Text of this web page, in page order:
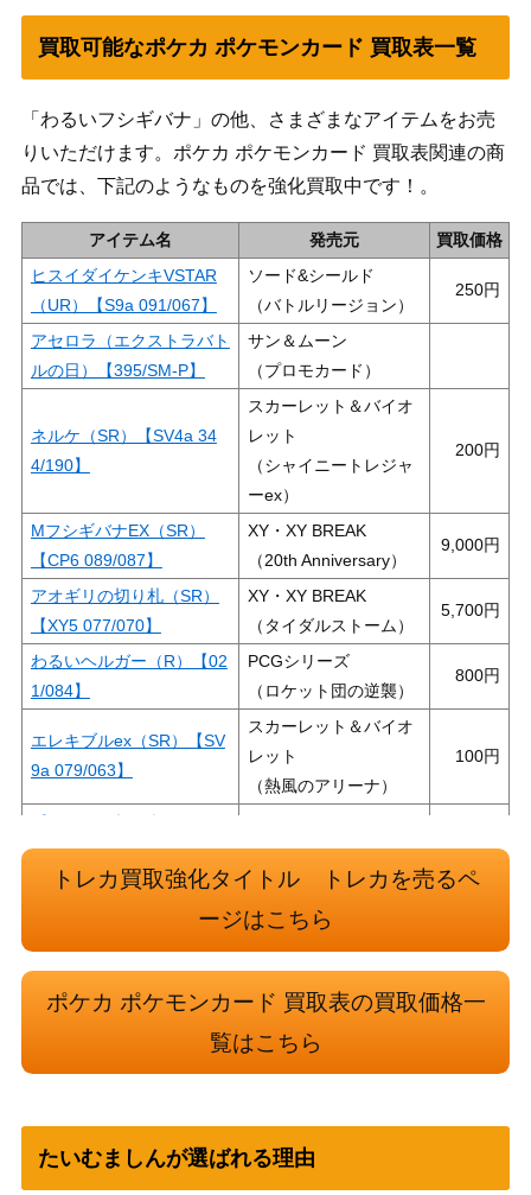
買取可能なポケカ ポケモンカード 買取表一覧
「わるいフシギバナ」の他、さまざまなアイテムをお売
りいただけます。ポケカ ポケモンカード 買取表関連の商
品では、下記のようなものを強化買取中です！。
アイテム名 発売元
買取価格
ヒスイダイケンキVSTAR
（UR）【S9a 091/067】
ソード&シールド
（バトルリージョン）
250
アセロラ（エクストラバト
ルの日）【395/SM-P】
サン＆ムーン
（プロモカード）
ネルケ（SR）【SV4a 34
4/190】
スカーレット＆バイオ
レット
（シャイニートレジャ
ーex）
200
MフシギバナEX（SR）
【CP6 089/087】
XY・XY BREAK
（20th Anniversary）
9,000
アオギリの切り札（SR）
【XY5 077/070】
XY・XY BREAK
（タイダルストーム）
5,700
わるいヘルガー（R）【02
1/084】
PCGシリーズ
（ロケット団の逆襲）
800
エレキブルex（SR）【SV
9a 079/063】
スカーレット＆バイオ
レット
（熱風のアリーナ）
100
ポケモンいれかえ（UR）
【XY5 079/070】
（ガイアボルケーノ）
スカーレット＆バイオ
レット
075/070】
（VMAXライジング）
150
ゼルネアスGX（HR）【S
M6 106/094】
サン&ムーン
（禁断の光）
ゼイユ（SAR）【SV6 13
0/101】
（変幻の仮面）
トレカ買取強化タイトル トレカを売るペ
ージはこちら
ポケカ ポケモンカード 買取表の買取価格一
覧はこちら
たいむましんが選ばれる理由